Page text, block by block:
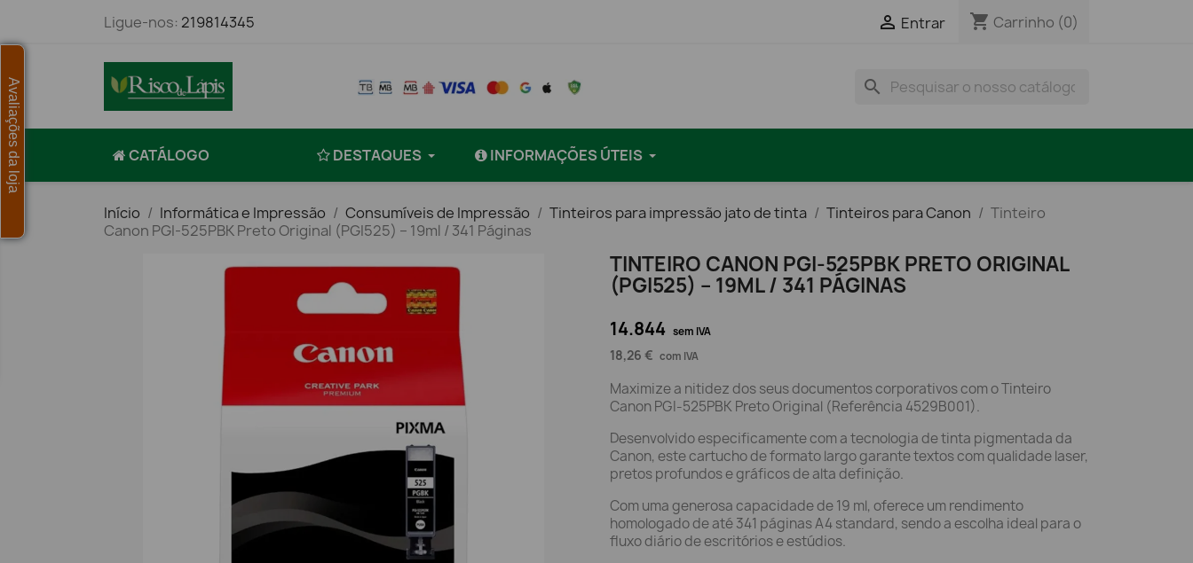
Ligue-nos: 219814345  Entrar shopping_cart Carrinho (0)
search
CATÁLOGO DESTAQUES INFORMAÇÕES ÚTEIS
Início Informática e Impressão Consumíveis de Impressão Tinteiros para impressão jato de tinta Tinteiros para Canon
Tinteiro
Canon PGI-525PBK Preto Original (PGI525) – 19ml / 341 Páginas
TINTEIRO CANON PGI-525PBK PRETO ORIGINAL
(PGI525) – 19ML / 341 PÁGINAS
14.844 sem IVA
18,26 € com IVA
Maximize a nitidez dos seus documentos corporativos com o Tinteiro
Canon PGI-525PBK Preto Original (Referência 4529B001).
Desenvolvido especificamente com a tecnologia de tinta pigmentada da
Canon, este cartucho de formato largo garante textos com qualidade laser,
pretos profundos e gráficos de alta definição.
Com uma generosa capacidade de 19 ml, oferece um rendimento
homologado de até 341 páginas A4 standard, sendo a escolha ideal para o
fluxo diário de escritórios e estúdios.
Avaliações da loja